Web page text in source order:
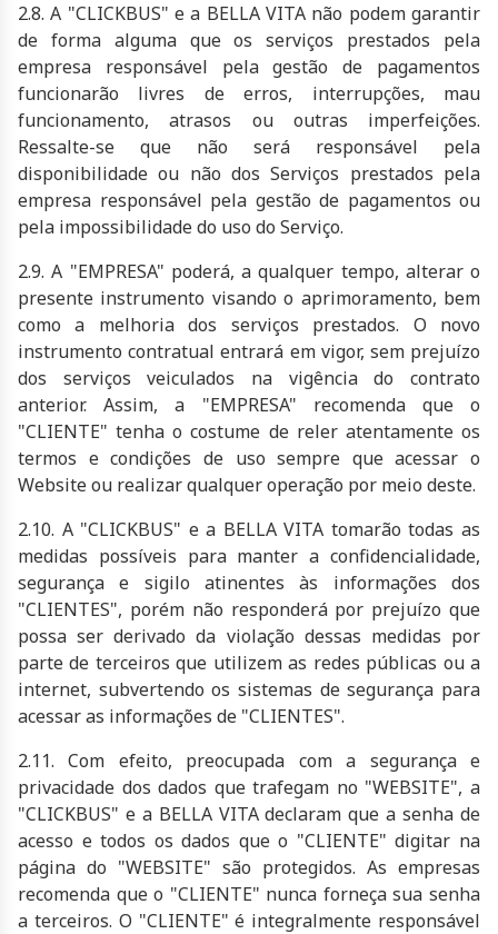
2.8. A "CLICKBUS" e a BELLA VITA não podem garantir
de forma alguma que os serviços prestados pela
empresa responsável pela gestão de pagamentos
funcionarão livres de erros, interrupções, mau
funcionamento, atrasos ou outras imperfeições.
Ressalte-se que não será responsável pela
disponibilidade ou não dos Serviços prestados pela
empresa responsável pela gestão de pagamentos ou
pela impossibilidade do uso do Serviço.
2.9. A "EMPRESA" poderá, a qualquer tempo, alterar o
presente instrumento visando o aprimoramento, bem
como a melhoria dos serviços prestados. O novo
instrumento contratual entrará em vigor, sem prejuízo
dos serviços veiculados na vigência do contrato
anterior. Assim, a "EMPRESA" recomenda que o
"CLIENTE" tenha o costume de reler atentamente os
termos e condições de uso sempre que acessar o
Website ou realizar qualquer operação por meio deste.
2.10. A "CLICKBUS" e a BELLA VITA tomarão todas as
medidas possíveis para manter a confidencialidade,
segurança e sigilo atinentes às informações dos
"CLIENTES", porém não responderá por prejuízo que
possa ser derivado da violação dessas medidas por
parte de terceiros que utilizem as redes públicas ou a
internet, subvertendo os sistemas de segurança para
acessar as informações de "CLIENTES".
2.11. Com efeito, preocupada com a segurança e
privacidade dos dados que trafegam no "WEBSITE", a
"CLICKBUS" e a BELLA VITAdeclaram que a senha de
acesso e todos os dados que o "CLIENTE" digitar na
página do "WEBSITE" são protegidos. As empresas
recomenda que o "CLIENTE" nunca forneça sua senha
a terceiros. O "CLIENTE" é integralmente responsável